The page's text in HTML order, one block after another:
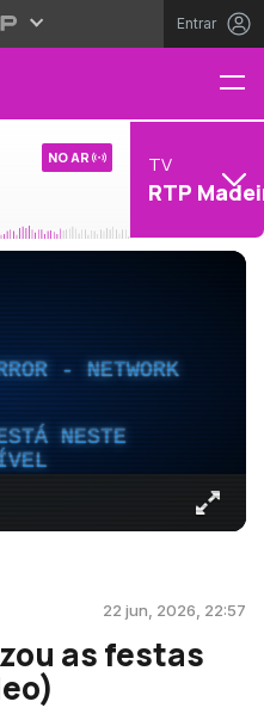
Entrar
NO AR TV
RTP
- NETWORK
NESTE
22 jun, 2026, 22:57
as festas